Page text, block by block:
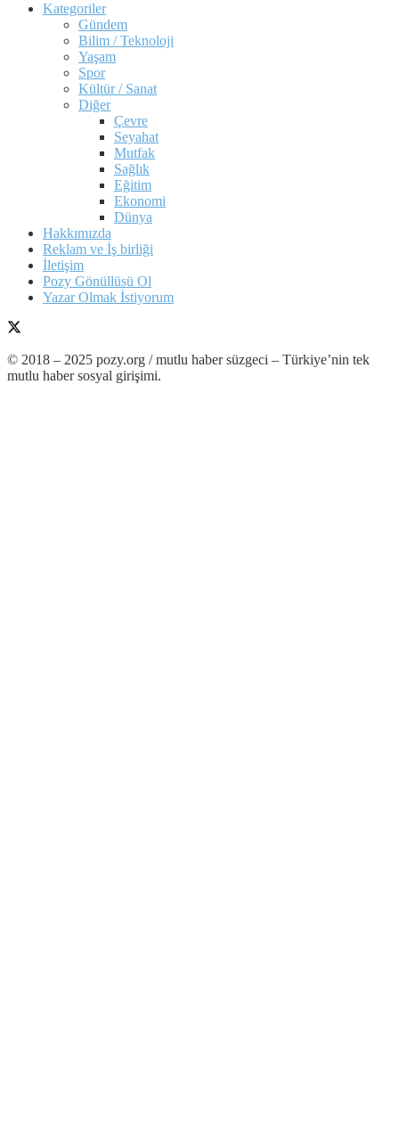
Kategoriler
Gündem
Bilim / Teknoloji
Yaşam
Spor
Kültür / Sanat
Diğer
Çevre
Seyahat
Mutfak
Sağlık
Eğitim
Ekonomi
Dünya
Hakkımızda
Reklam ve İş birliği
İletişim
Pozy Gönüllüsü Ol
Yazar Olmak İstiyorum
© 2018 – 2025 pozy.org / mutlu haber süzgeci – Türkiye’nin tek
mutlu haber sosyal girişimi.